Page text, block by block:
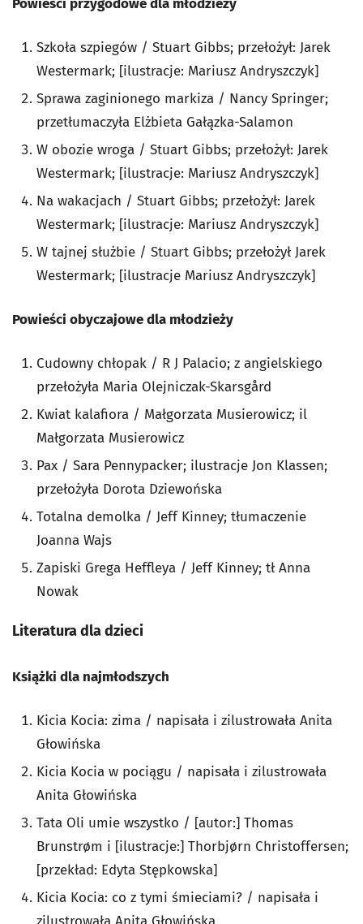
Powieści przygodowe dla młodzieży
Szkoła szpiegów / Stuart Gibbs; przełożył: Jarek
Westermark; [ilustracje: Mariusz Andryszczyk]
Sprawa zaginionego markiza / Nancy Springer;
przetłumaczyła Elżbieta Gałązka-Salamon
W obozie wroga / Stuart Gibbs; przełożył: Jarek
Westermark; [ilustracje: Mariusz Andryszczyk]
Na wakacjach / Stuart Gibbs; przełożył: Jarek
Westermark; [ilustracje: Mariusz Andryszczyk]
W tajnej służbie / Stuart Gibbs; przełożył Jarek
Westermark; [ilustracje Mariusz Andryszczyk]
Powieści obyczajowe dla młodzieży
Cudowny chłopak / R J Palacio; z angielskiego
przełożyła Maria Olejniczak-Skarsgård
Kwiat kalafiora / Małgorzata Musierowicz; il
Małgorzata Musierowicz
Pax / Sara Pennypacker; ilustracje Jon Klassen;
przełożyła Dorota Dziewońska
Totalna demolka / Jeff Kinney; tłumaczenie
Joanna Wajs
Zapiski Grega Heffleya / Jeff Kinney; tł Anna
Nowak
Literatura dla dzieci
Książki dla najmłodszych
Kicia Kocia: zima / napisała i zilustrowała Anita
Głowińska
Kicia Kocia w pociągu / napisała i zilustrowała
Anita Głowińska
Tata Oli umie wszystko / [autor:] Thomas
Brunstrøm i [ilustracje:] Thorbjørn Christoffersen;
[przekład: Edyta Stępkowska]
Kicia Kocia: co z tymi śmieciami? / napisała i